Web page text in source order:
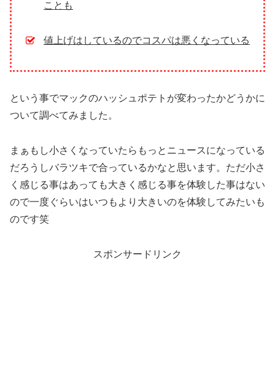
ことも
値上げはしているのでコスパは悪くなっている
という事でマックのハッシュポテトが変わったかどうかに
ついて調べてみました。
まぁもし小さくなっていたらもっとニュースになっている
だろうしバラツキで合っているかなと思います。ただ小さ
く感じる事はあっても大きく感じる事を体験した事はない
ので一度ぐらいはいつもより大きいのを体験してみたいも
のです笑
スポンサードリンク